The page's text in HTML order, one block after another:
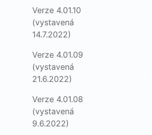
Verze 4.01.10
(vystavená
14.7.2022)
Verze 4.01.09
(vystavená
21.6.2022)
Verze 4.01.08
(vystavená
9.6.2022)